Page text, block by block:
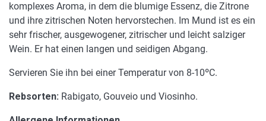
komplexes Aroma, in dem die blumige Essenz, die Zitrone
und ihre zitrischen Noten hervorstechen. Im Mund ist es ein
sehr frischer, ausgewogener, zitrischer und leicht salziger
Wein. Er hat einen langen und seidigen Abgang.
Servieren Sie ihn bei einer Temperatur von 8-10ºC.
Rebsorten: Rabigato, Gouveio und Viosinho.